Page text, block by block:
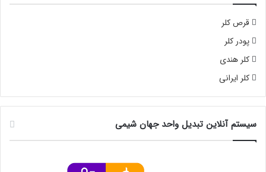
قرص کلر
پودر کلر
کلر هندی
کلر ایرانی
سیستم آنلاین تبدیل واحد جهان شیمی